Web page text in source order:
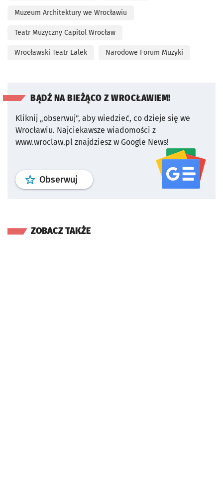
Muzeum Architektury we Wrocławiu
Teatr Muzyczny Capitol Wrocław
Wrocławski Teatr Lalek Narodowe Forum Muzyki
BĄDŹ NA BIEŻĄCO Z WROCŁAWIEM!
Kliknij „obserwuj”, aby wiedzieć, co dzieje się we
Wrocławiu. Najciekawsze wiadomości z
www.wroclaw.pl znajdziesz w Google News!
Obserwuj profil serwisu
ZOBACZ TAKŻE